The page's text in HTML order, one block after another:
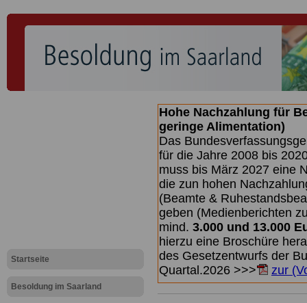
Startseite
Besoldung im Saarland
Hohe Nachzahlung für
geringe Alimentation)
Das
für die Jahre 2008 bis
muss bis März 2027 eine
die zun hohen
(Beamte &
geben (Medienberichten
mind. 3.000 und 13.000
hierzu eine Broschüre
des Gesetzentwurfs der
Quartal.2026 >>>
zur